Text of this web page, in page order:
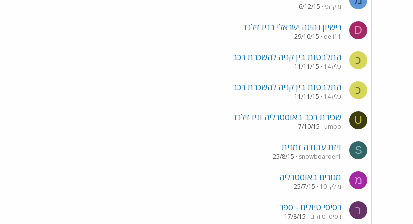
מיקהפ 6/12/15
D רישיון נהיגה ישראלי בניו זילנד
deli11
29/10/15
כ התלבטות בין קניה להשכרת רכב
כליל14 11/11/15
כ התלבטות בין קניה להשכרת רכב
כליל14 11/11/15
U שכירת רכב באוסטרליה וניו זילנד
umbo
7/10/15
S ויזת עבודה זמנית
snowboarder1
25/8/15
מ מגורים באוסטרליה
מילקי 10 25/7/15
ר רסיסי טיולים - ספר
רסיסי טיולים 17/8/15